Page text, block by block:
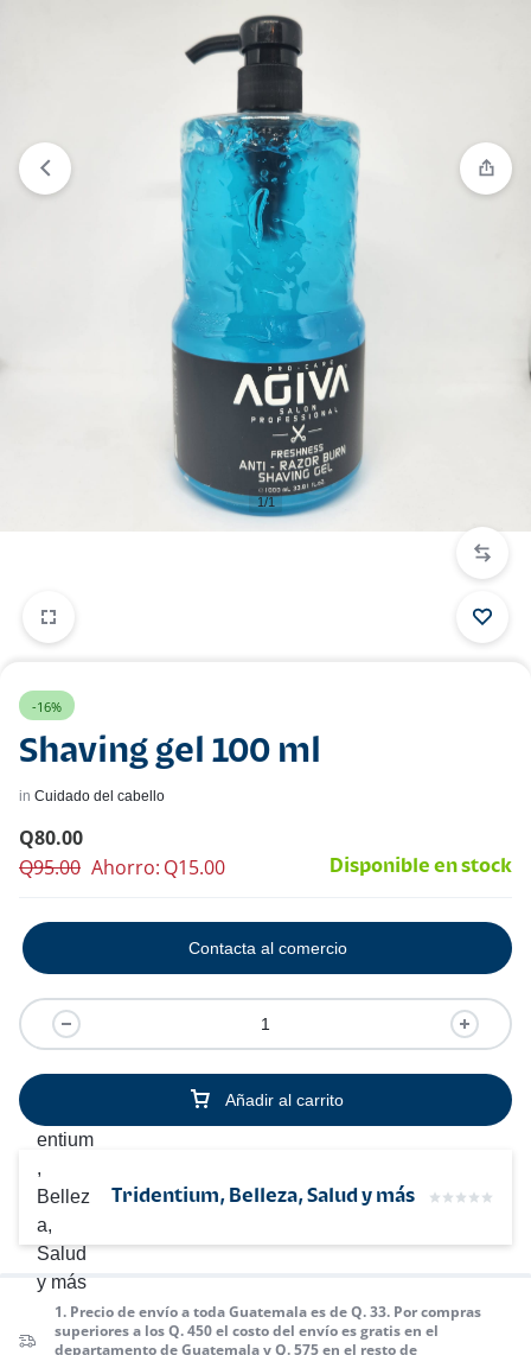
“Shampoo Total Clean Mon Platin” has
been added to your wishlist
1/1
-16%
Shaving gel 100 ml
in Cuidado del cabello
Q80.00
Q95.00 Ahorro: Q15.00 Disponible en stock
Añadir al carrito
Contacta al comercio
Tridentium, Belleza, Salud y más
1. Precio de envío a toda Guatemala es de Q. 33. Por compras
superiores a los Q. 450 el costo del envío es gratis en el
departamento de Guatemala y Q. 575 en el resto de